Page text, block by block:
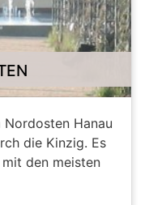
Hanau
die Kinzig. Es
den meisten